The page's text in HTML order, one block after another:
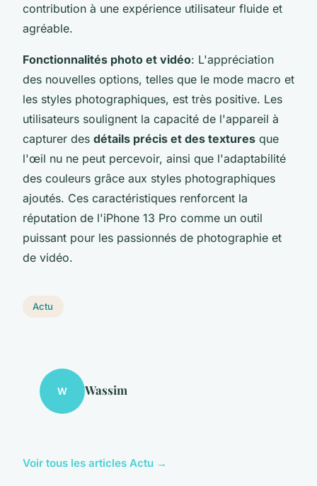
contribution à une expérience utilisateur fluide et
agréable.
Fonctionnalités photo et vidéo: L'appréciation
des nouvelles options, telles que le mode macro et
les styles photographiques, est très positive. Les
utilisateurs soulignent la capacité de l'appareil à
capturer des détails précis et des textures que
l'œil nu ne peut percevoir, ainsi que l'adaptabilité
des couleurs grâce aux styles photographiques
ajoutés. Ces caractéristiques renforcent la
réputation de l'iPhone 13 Pro comme un outil
puissant pour les passionnés de photographie et
de vidéo.
Actu
W Wassim
Voir tous les articles Actu →